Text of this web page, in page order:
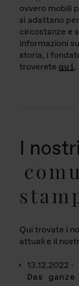
ovvero mobili
si adattano
circostanze e
informazioni
storia, i
troverete qui.
I nostri
Qui trovate i
attuali e il
13.12.2022 -
Das